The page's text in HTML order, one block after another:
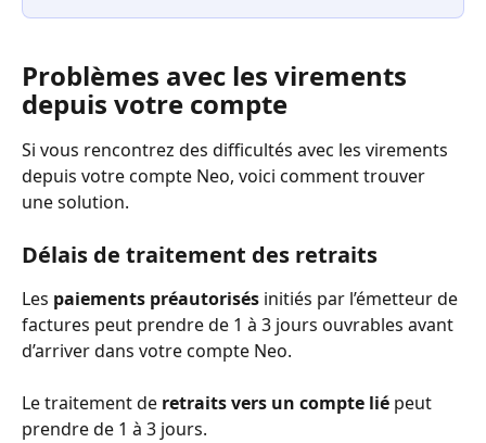
Problèmes avec les virements
depuis votre compte
Si vous rencontrez des difficultés avec les virements
depuis votre compte Neo, voici comment trouver
une solution.
Délais de traitement des retraits
Les paiements préautorisés initiés par l’émetteur de
factures peut prendre de 1 à 3 jours ouvrables avant
d’arriver dans votre compte Neo.
Le traitement de retraits vers un compte lié peut
prendre de 1 à 3 jours.